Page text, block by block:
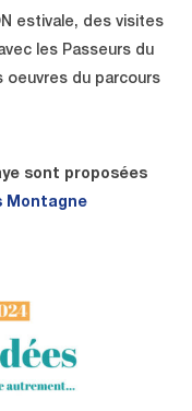
estivale, des visites
les Passeurs du
oeuvres du parcours
sont proposées
Montagne